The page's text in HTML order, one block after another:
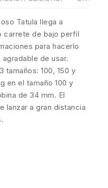
Tatula llega a
carrete de bajo perfil
para hacerlo
de usar.
tamaños: 100, 150 y
en el tamaño 100 y
de 34 mm. El
lanzar a gran distancia